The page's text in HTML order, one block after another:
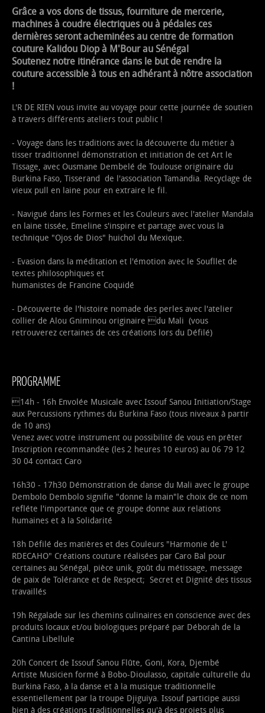
Grâce a vos dons de tissus, fourniture de mercerie,
machines à coudre électriques ou à pédales ces
dernières seront acheminées au centre de formation
couture Kalidou Diop à M'Bour au Sénégal
Soutenez notre itinérance dans le but de rendre la
couture accessible à tous en adhérant à nôtre association
!
L'R DE RIEN vous invite au voyage pour cette journée de soutien
à travers différents ateliers tout public !
- Voyage dans les traditions avec la découverte du métier à
tisser traditionnel démonstration et initiation de cet Art le
Tissage, avec Ousmane Dembelé de Toulouse originaire du
Burkina Faso, Tisserand de l'association Tamandia. Recyclage de
vieux pull en laine pour en extraire le fil.
- Navigué dans les Formes et les Couleurs avec l'atelier Mandala
en laine tissée, Emeline s'inspire et partage avec vous la
technique "Ojos de Dios" huichol du Mexique.
- Evasion dans la méditation et l'émotion avec le Soufllet de
textes philosophiques et
humanistes de Francine Coquidé
- Découverte de l'histoire nomade des perles avec l'atelier
collier de Alou Gniminou originaire du Mali (vous
retrouverez certaines de ces créations lors du Défilé)
PROGRAMME
14h - 16h Envolée Musicale avec Issouf Sanou Initiation/Stage
aux Percussions rythmes du Burkina Faso (tous niveaux à partir
de 10 ans)
Venez avec votre instrument ou possibilité de vous en prêter
Inscription recommandée (les 2 heures 10 euros) au 06 79 12
30 04 contact Caro
16h30 - 17h30 Démonstration de danse du Mali avec le groupe
Dembolo Dembolo signifie "donne la main"le choix de ce nom
refléte l'importance que ce groupe donne aux relations
humaines et à la Solidarité
18h Défilé des matières et des Couleurs "Harmonie de L'
RDECAHO" Créations couture réalisées par Caro Bal pour
certaines au Sénégal, pièce unik, goût du métissage, message
de paix de Tolérance et de Respect; Secret et Dignité des tissus
travaillés
19h Régalade sur les chemins culinaires en conscience avec des
produits locaux et/ou biologiques préparé par Déborah de la
Cantina Libellule
20h Concert de Issouf Sanou Flûte, Goni, Kora, Djembé
Artiste Musicien formé à Bobo-Dioulasso, capitale culturelle du
Burkina Faso, à la danse et à la musique traditionnelle
essentiellement par la troupe Djiguiya. Issouf participe aussi
bien à des créations traditionnelles qu'à des projets plus